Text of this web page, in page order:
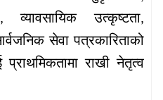
,व्यावसायिक उत्कृष्टता,
सेवा पत्रकारिताको
प्राथमिकतामा राखी नेतृत्व